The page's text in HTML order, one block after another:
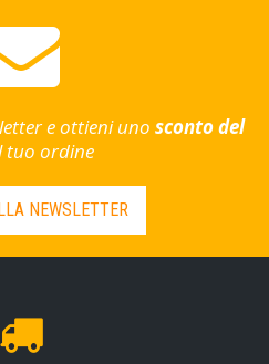
e ottieni uno sconto del
tuo ordine
NEWSLETTER